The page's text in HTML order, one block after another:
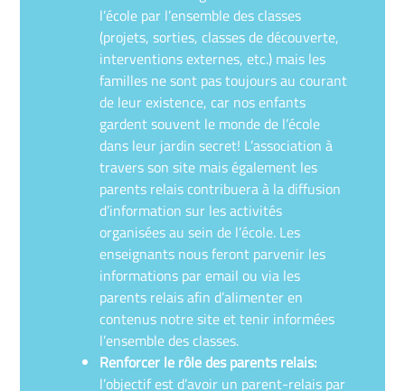
l’école par l’ensemble des classes
(projets, sorties, classes de découverte,
interventions externes, etc.) mais les
familles ne sont pas toujours au courant
de leur existence, car nos enfants
gardent souvent le monde de l’école
dans leur jardin secret! L’association à
travers son site mais également les
parents relais contribuera à la diffusion
d’information sur les activités
organisées au sein de l’école. Les
enseignants nous feront parvenir les
informations par email ou via les
parents relais afin d’alimenter en
contenus notre site et tenir informées
l’ensemble des classes.
Renforcer le rôle des parents relais:
l’objectif est d’avoir un parent-relais par